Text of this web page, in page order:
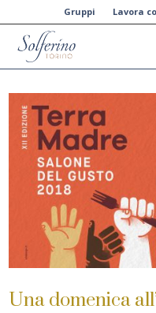
Gruppi Lavora
Una domenica